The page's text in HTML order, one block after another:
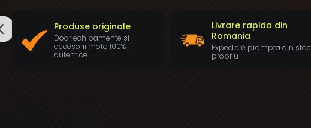
Produse originale
Doar echipamente si
accesorii moto 100%
autentice
Livrare rapida din
Romania
Expediere prompta din stoc
propriu